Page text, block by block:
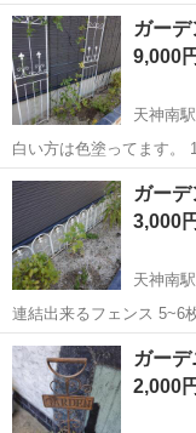
ガー
9,000円
天神南駅
白い方は色塗ってます。
す。 他にもガーデニング用品出してるので まとめてだと助かりま
す。
福岡 福岡市 天神
ガー
3,000円
天神南駅
連結出来るフェンス 5~6枚あると思い
出してるので まとめて
福岡 福岡市 天神
ガー
2,000円